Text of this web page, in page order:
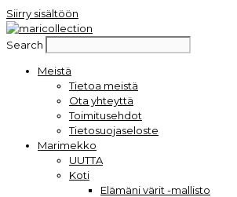
Siirry sisältöön
Search
Meistä
Tietoa meistä
Ota yhteyttä
Toimitusehdot
Tietosuojaseloste
Marimekko
UUTTA
Koti
Elämäni värit -mallisto